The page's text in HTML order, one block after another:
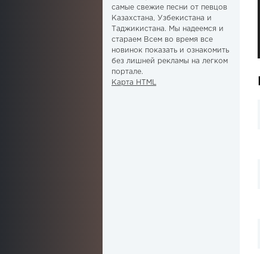
самые свежие песни от певцов
Казахстана, Узбекистана и
Таджикистана. Мы надеемся и
стараем Всем во время все
новинок показать и ознакомить
без лишней рекламы на легком
портале.
Карта HTML